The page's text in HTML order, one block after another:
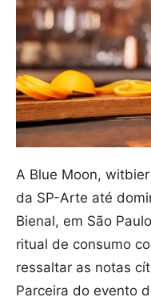
A Blue Moon,
da SP-Arte até
Bienal, em São
ritual de consumo
ressaltar as notas
Parceira do evento